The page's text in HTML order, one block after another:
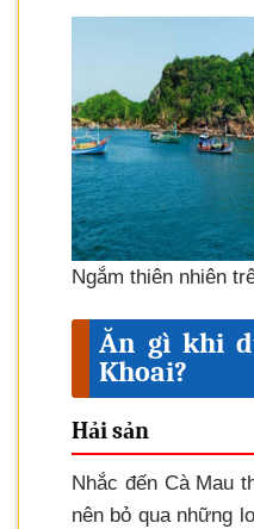
Ngắm thiên nhiên
Ăn gì khi
Khoai?
Hải sản
Nhắc đến Cà Mau
nên bỏ qua những